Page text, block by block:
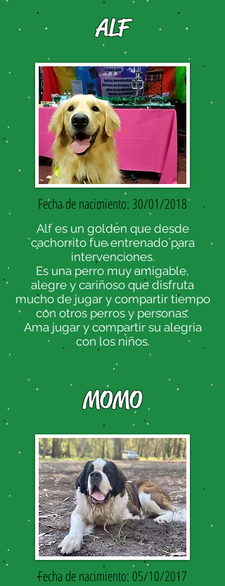
ALF
Fecha de nacimiento: 30/01/2018
Alf es un golden que desde
cachorrito fue entrenado para
intervenciones.
Es una perro muy amigable,
alegre y cariñoso que disfruta
mucho de jugar y compartir tiempo
con otros perros y personas.
Ama jugar y compartir su alegria
con los niños.
MOMO
Fecha de nacimiento: 05/10/2017